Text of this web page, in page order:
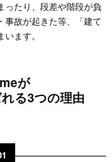
ったり、段差や階段が負
事故が起きた等、「建て
ます。
が
る3つの理由